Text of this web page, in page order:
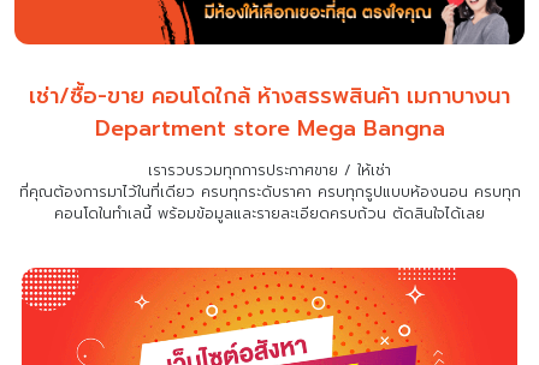
เช่า/ซื้อ-ขาย คอนโดใกล้ ห้างสรรพสินค้า เมกาบางนา
Department store Mega Bangna
เรารวบรวมทุกการประกาศขาย / ให้เช่า
ที่คุณต้องการมาไว้ในที่เดียว ครบทุกระดับราคา ครบทุกรูปแบบห้องนอน ครบทุก
คอนโดในทำเลนี้ พร้อมข้อมูลและรายละเอียดครบถ้วน ตัดสินใจได้เลย